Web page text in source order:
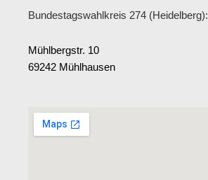
Bundestagswahlkreis 274 (Heidelberg):
Mühlbergstr. 10
69242 Mühlhausen